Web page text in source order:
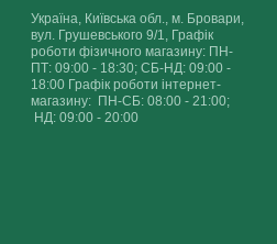
Україна, Київська обл., м. Бровари,
вул. Грушевського 9/1, Графік
роботи фізичного магазину: ПН-
ПТ: 09:00 - 18:30; СБ-НД: 09:00 -
18:00 Графік роботи інтернет-
магазину: ПН-СБ: 08:00 - 21:00;
НД: 09:00 - 20:00